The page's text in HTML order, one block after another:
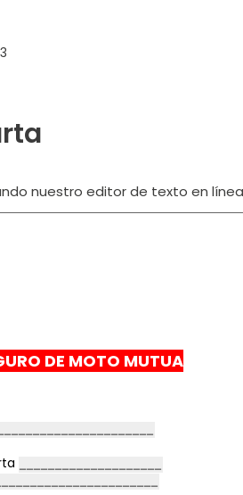
nuestro editor de texto en línea
DE MOTO MUTUA